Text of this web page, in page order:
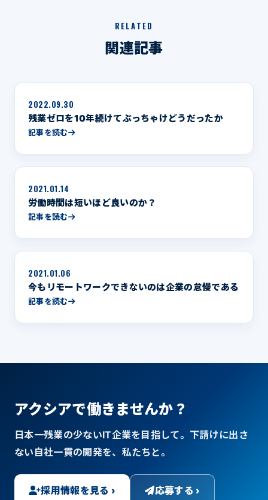
RELATED
関連記事
2022.09.30
残業ゼロを10年続けてぶっちゃけどうだったか
記事を読む
2021.01.14
労働時間は短いほど良いのか？
記事を読む
2021.01.06
今もリモートワークできないのは企業の怠慢である
記事を読む
アクシアで働きませんか？
日本一残業の少ないIT企業を目指して。下請けに出さ
ない自社一貫の開発を、私たちと。
採用情報を見る › 応募する ›